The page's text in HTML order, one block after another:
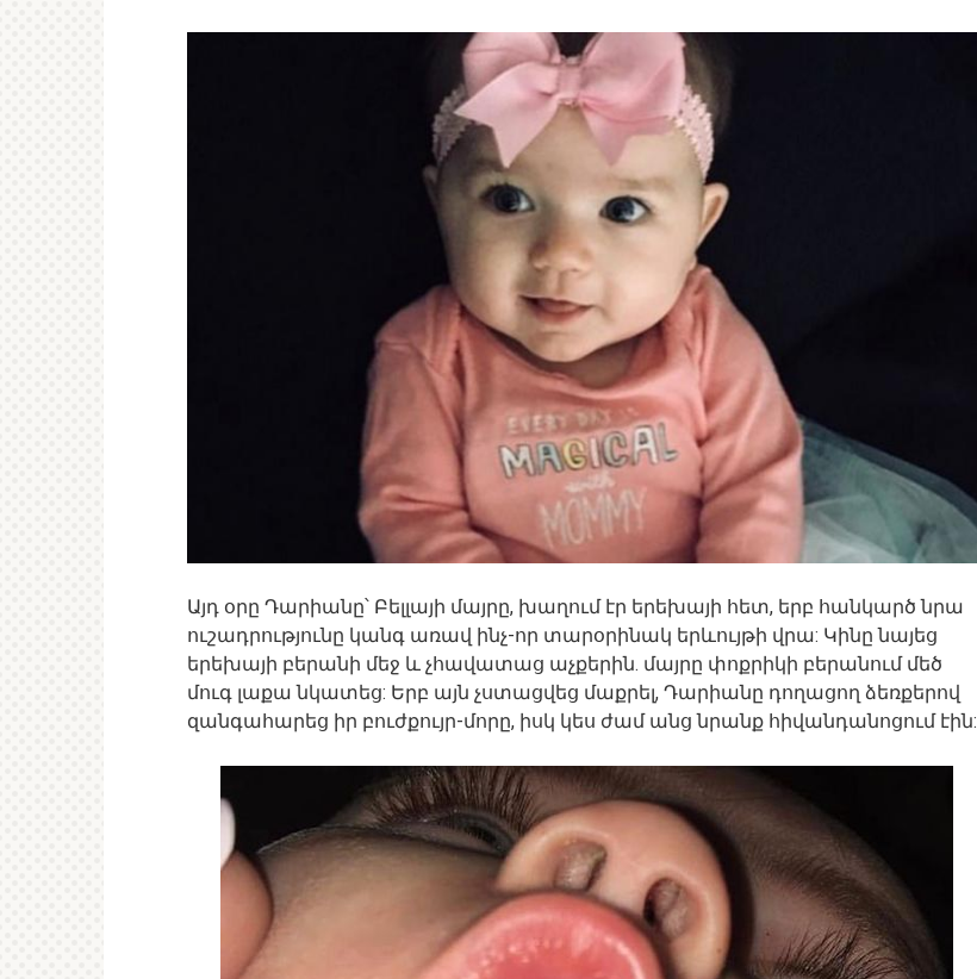
Այդ օրը Դարիանը՝ Բելլայի մայրը, խաղում էր երեխայի հետ, երբ հանկարծ նրա
ուշադրությունը կանգ առավ ինչ-որ տարօրինակ երևույթի վրա: Կինը նայեց
երեխայի բերանի մեջ և չհավատաց աչքերին. մայրը փոքրիկի բերանում մեծ
մուգ լաքա նկատեց: Երբ այն չստացվեց մաքրել, Դարիանը դողացող ձեռքերով
զանգահարեց իր բուժքույր-մորը, իսկ կես ժամ անց նրանք հիվանդանոցում էին: